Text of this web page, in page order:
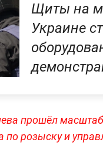
Щиты на
Украине
прошёл
по розыску и